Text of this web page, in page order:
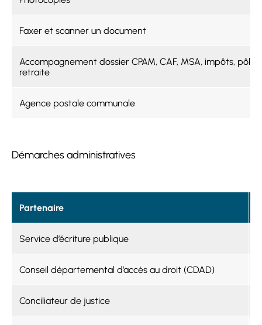
Faxer et scanner un document
Accompagnement dossier CPAM, CAF, MSA, impôts, pôle
retraite
Agence postale communale
Démarches administratives
Partenaire
Service d’écriture publique
Conseil départemental d’accès au droit (CDAD)
Conciliateur de justice